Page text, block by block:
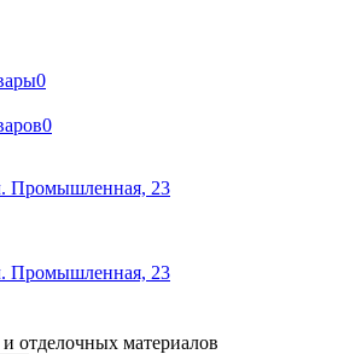
0
0
Промышленная, 23
Промышленная, 23
отделочных материалов